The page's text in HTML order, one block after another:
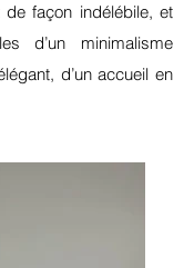
façon indélébile, et
d’un minimalisme
d’un accueil en